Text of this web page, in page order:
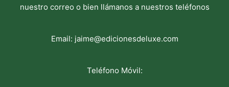
nuestro correo o bien llámanos a nuestros teléfonos
Email: jaime@edicionesdeluxe.com
Teléfono Móvil: